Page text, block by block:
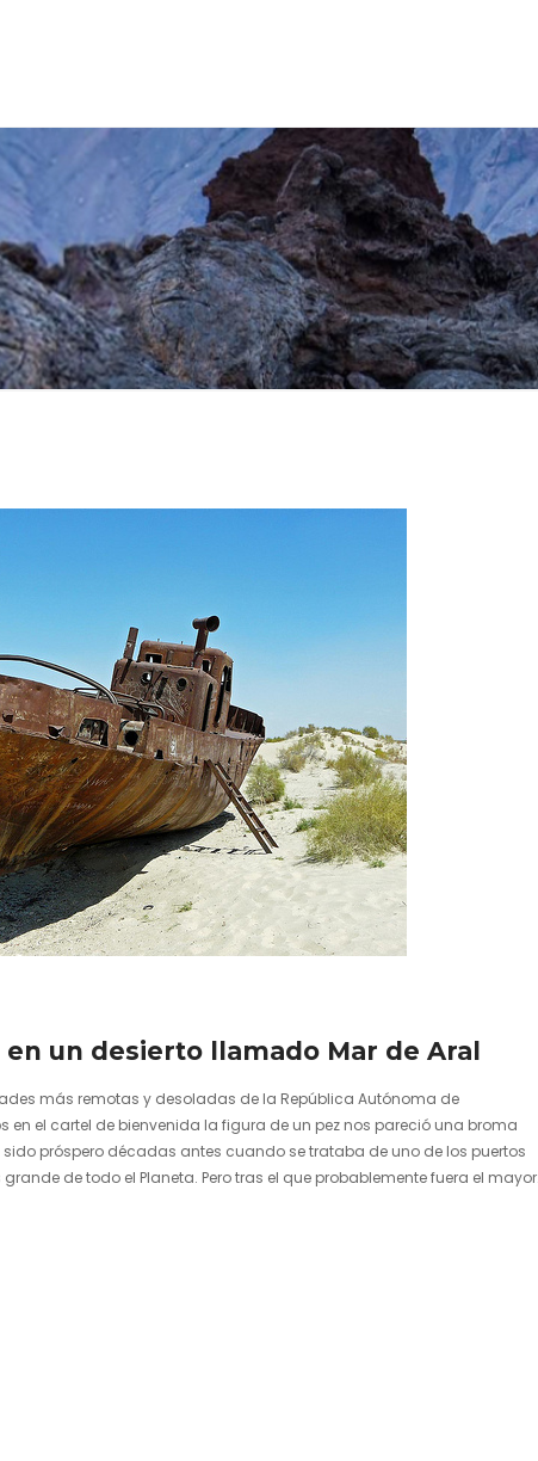
un desierto llamado Mar de Aral
más remotas y desoladas de la República Autónoma de
en el cartel de bienvenida la figura de un pez nos pareció una broma
próspero décadas antes cuando se trataba de uno de los puertos
de todo el Planeta. Pero tras el que probablemente fuera el mayor